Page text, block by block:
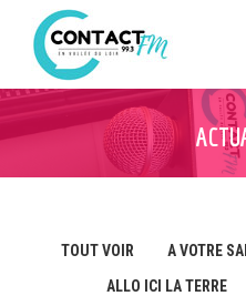
TOUT VOIR A VOTRE
ALLO ICI LA TERRE